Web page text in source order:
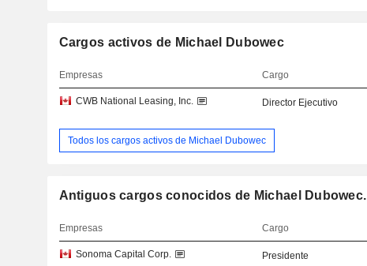
Cargos activos de Michael Dubowec
Empresas Cargo
CWB National Leasing, Inc. Director Ejecutivo
Todos los cargos activos de Michael Dubowec
Antiguos cargos conocidos de Michael Dubowec.
Empresas Cargo
Sonoma Capital Corp. Presidente